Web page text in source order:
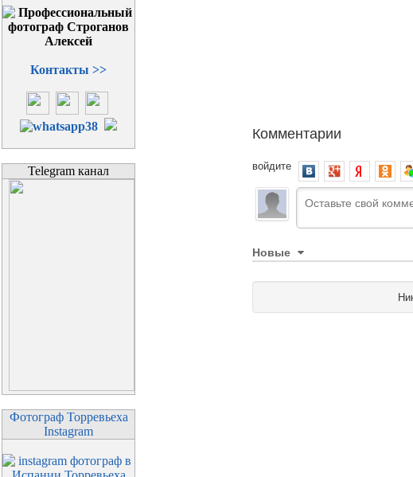
Контакты >>
Telegram канал
Фотограф Торревьеха
Instagram
Комментарии
войдите
Новые